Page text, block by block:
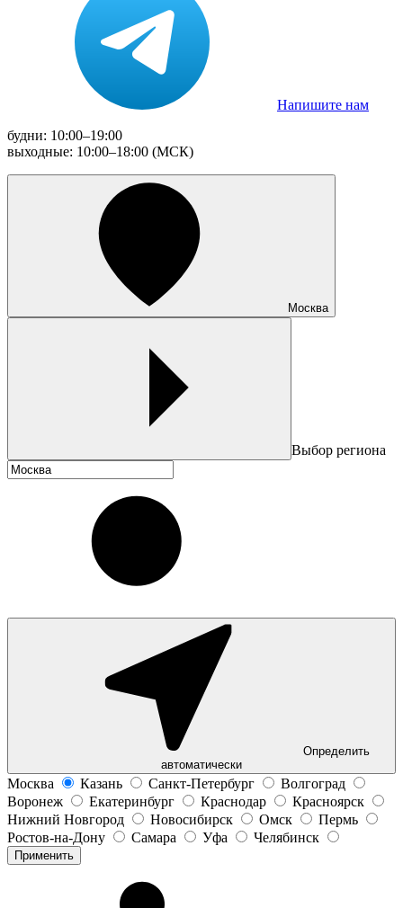
Напишите нам
будни: 10:00–19:00
выходные: 10:00–18:00 (МСК)
Москва
Выбор региона
Определить
автоматически
Москва Казань Санкт-Петербург
Волгоград
Воронеж
Екатеринбург Краснодар
Красноярск
Нижний Новгород
Новосибирск Омск
Пермь
Ростов-на-Дону
Самара Уфа Челябинск
Применить